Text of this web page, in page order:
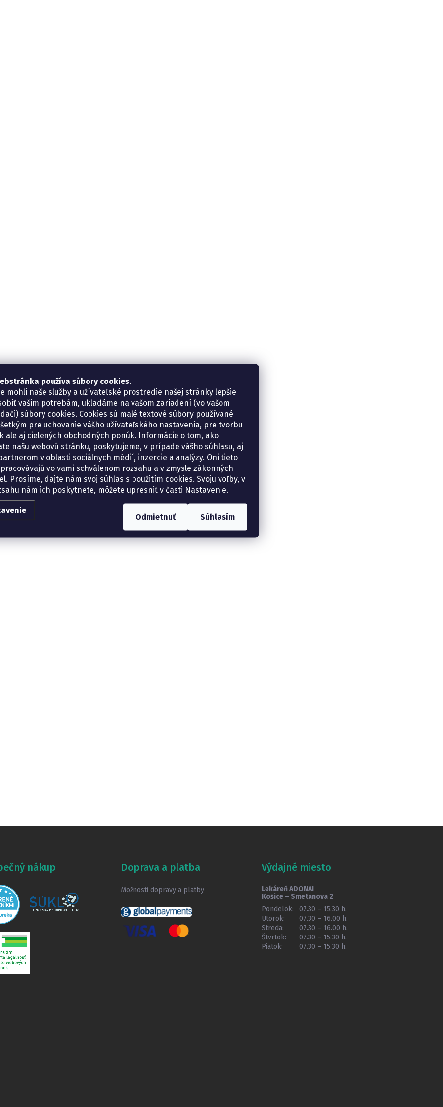
používa súbory cookies.
mohli naše služby a užívateľské prostredie našej stránky lepšie
vašim potrebám, ukladáme na vašom zariadení (vo vašom
súbory cookies. Cookies sú malé textové súbory používané
pre uchovanie vášho užívateľského nastavenia, pre tvorbu
ale aj cielených obchodných ponúk. Informácie o tom, ako
našu webovú stránku, poskytujeme, v prípade vášho súhlasu, aj
v oblasti sociálnych médií, inzercie a analýzy. Oni tieto
vo vami schválenom rozsahu a v zmysle zákonných
Prosíme, dajte nám svoj súhlas s použitím cookies. Svoju voľby, v
nám ich poskytnete, môžete upresniť v časti Nastavenie.
Odmietnuť Súhlasím
nákup Doprava a platba
Možnosti dopravy a platby
Výdajné miesto
Lekáreň ADONAI
Košice – Smetanova 2
Pondelok:
07.30 – 15.30 h.
Utorok:
07.30 – 16.00 h.
Streda:
07.30 – 16.00 h.
Štvrtok:
07.30 – 15.30 h.
Piatok:
07.30 – 15.30 h.